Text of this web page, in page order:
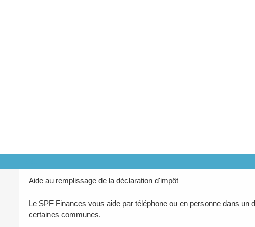
Aide au remplissage de la déclaration d'impôt
Le SPF Finances vous aide par téléphone ou en personne dans un
certaines communes.